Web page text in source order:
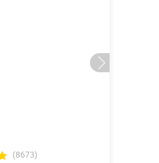
(8673)